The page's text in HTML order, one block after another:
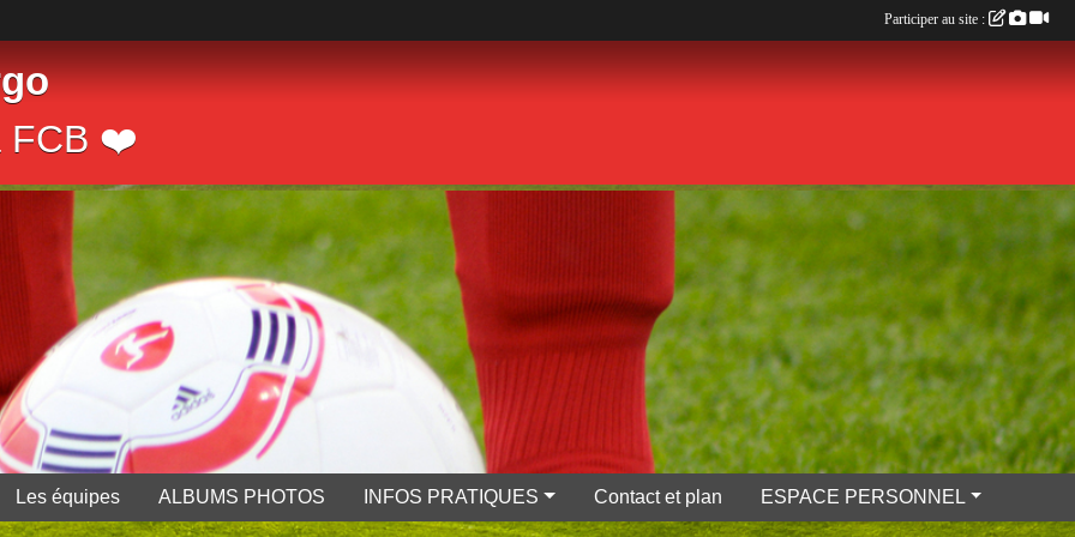
FCB ❤️
Les équipes ALBUMS PHOTOS INFOS PRATIQUES Contact et plan ESPACE PERSONNEL
Participer au site :